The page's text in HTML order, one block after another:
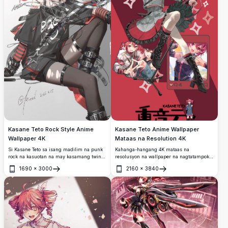
Kasane Teto Rock Style Anime
Wallpaper 4K
Si Kasane Teto sa isang madilim na punk
rock na kasuotan na may kasamang twin
mga leather strap, at thigh-high na
medyas. Matapang na pulang at itim na
estetika na may mga edgy na accessories
at attitude.
1690 × 3000
Buksan
Kasane Teto Anime Wallpaper
Mataas na Resolution 4K
Kahanga-hangang 4K mataas na
resolusyon na wallpaper na nagtatampok
kay Kasane Teto, ang iconic na UTAU
virtual singer, sa isang dinamikong pose
na may hawak na mikropono. Ang karakter
na may pulang buhok ay ipinapakita sa
maraming artistikong istilo na may
maliwanag na pulang background.
2160 × 3840
Buksan